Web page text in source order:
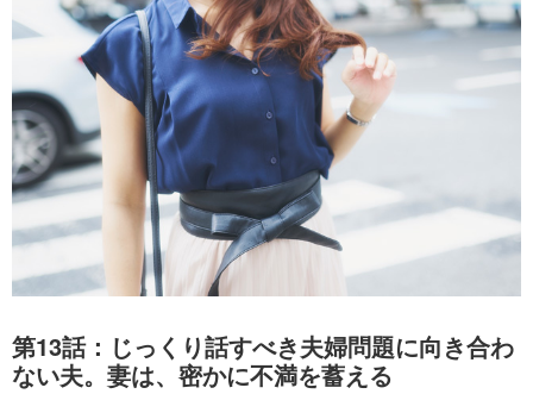
第13話：じっくり話すべき夫婦問題に向き合わ
ない夫。妻は、密かに不満を蓄える